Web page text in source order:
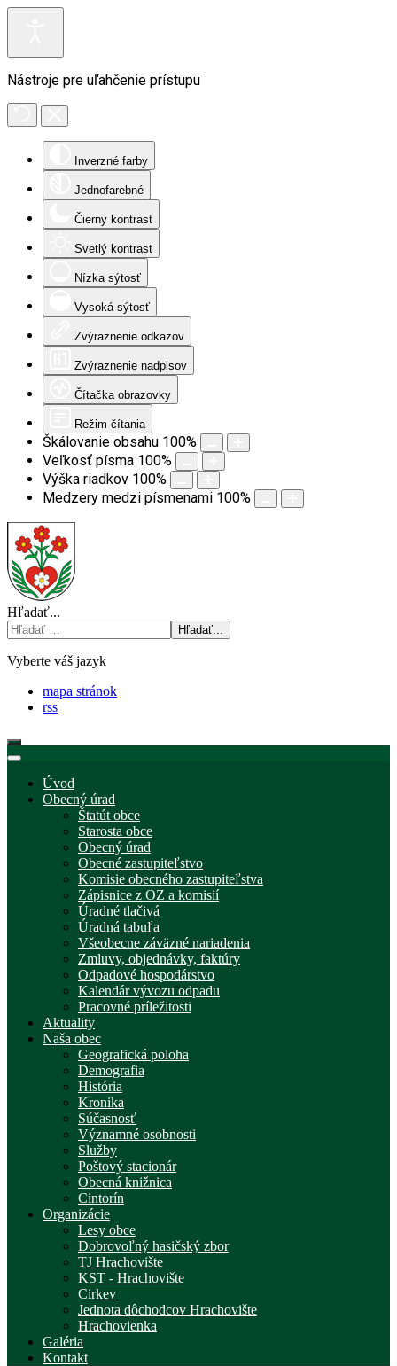
Nástroje pre uľahčenie prístupu
Inverzné farby
Jednofarebné
Čierny kontrast
Svetlý kontrast
Nízka sýtosť
Vysoká sýtosť
Zvýraznenie odkazov
Zvýraznenie nadpisov
Čítačka obrazovky
Režim čítania
Škálovanie obsahu 100%
Veľkosť písma 100%
Výška riadkov 100%
Medzery medzi písmenami 100%
Hľadať...
Hľadať...
Vyberte váš jazyk
mapa stránok
rss
Úvod
Obecný úrad
Štatút obce
Starosta obce
Obecný úrad
Obecné zastupiteľstvo
Komisie obecného zastupiteľstva
Zápisnice z OZ a komisií
Úradné tlačivá
Úradná tabuľa
Všeobecne záväzné nariadenia
Zmluvy, objednávky, faktúry
Odpadové hospodárstvo
Kalendár vývozu odpadu
Pracovné príležitosti
Aktuality
Naša obec
Geografická poloha
Demografia
História
Kronika
Súčasnosť
Významné osobnosti
Služby
Poštový stacionár
Obecná knižnica
Cintorín
Organizácie
Lesy obce
Dobrovoľný hasičský zbor
TJ Hrachovište
KST - Hrachovište
Cirkev
Jednota dôchodcov Hrachovište
Hrachovienka
Galéria
Kontakt